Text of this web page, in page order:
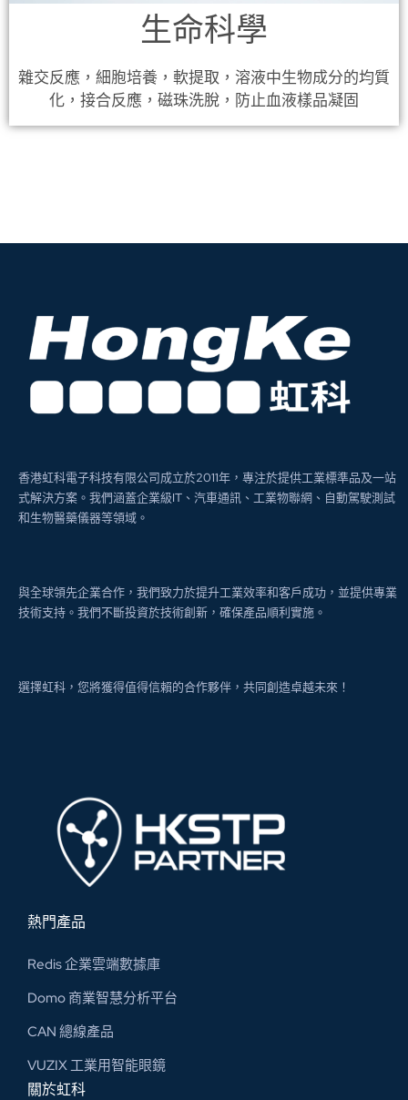
生命科學
雜交反應，細胞培養，軟提取，溶液中生物成分的均質
化，接合反應，磁珠洗脫，防止血液樣品凝固
香港虹科電子科技有限公司成立於2011年，專注於提供工業標準品及一站
式解決方案。我們涵蓋企業級IT、汽車通訊、工業物聯網、自動駕駛測試
和生物醫藥儀器等領域。
與全球領先企業合作，我們致力於提升工業效率和客戶成功，並提供專業
技術支持。我們不斷投資於技術創新，確保產品順利實施。
選擇虹科，您將獲得值得信賴的合作夥伴，共同創造卓越未來！
熱門產品
Redis 企業雲端數據庫
Domo 商業智慧分析平台
CAN 總線​產品
VUZIX 工業用智能眼鏡
關於虹科